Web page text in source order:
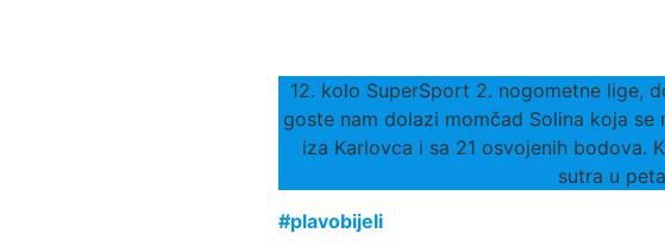
12. kolo SuperSport 2. nogometne lige,
goste nam dolazi momčad Solina koja
iza Karlovca i sa 21 osvojenih bodova.
sutra u
#plavobijeli